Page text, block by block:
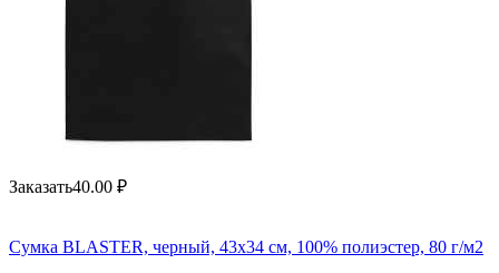
Заказать40.00 ₽
Сумка BLASTER, черный, 43х34 см, 100% полиэстер, 80 г/м2